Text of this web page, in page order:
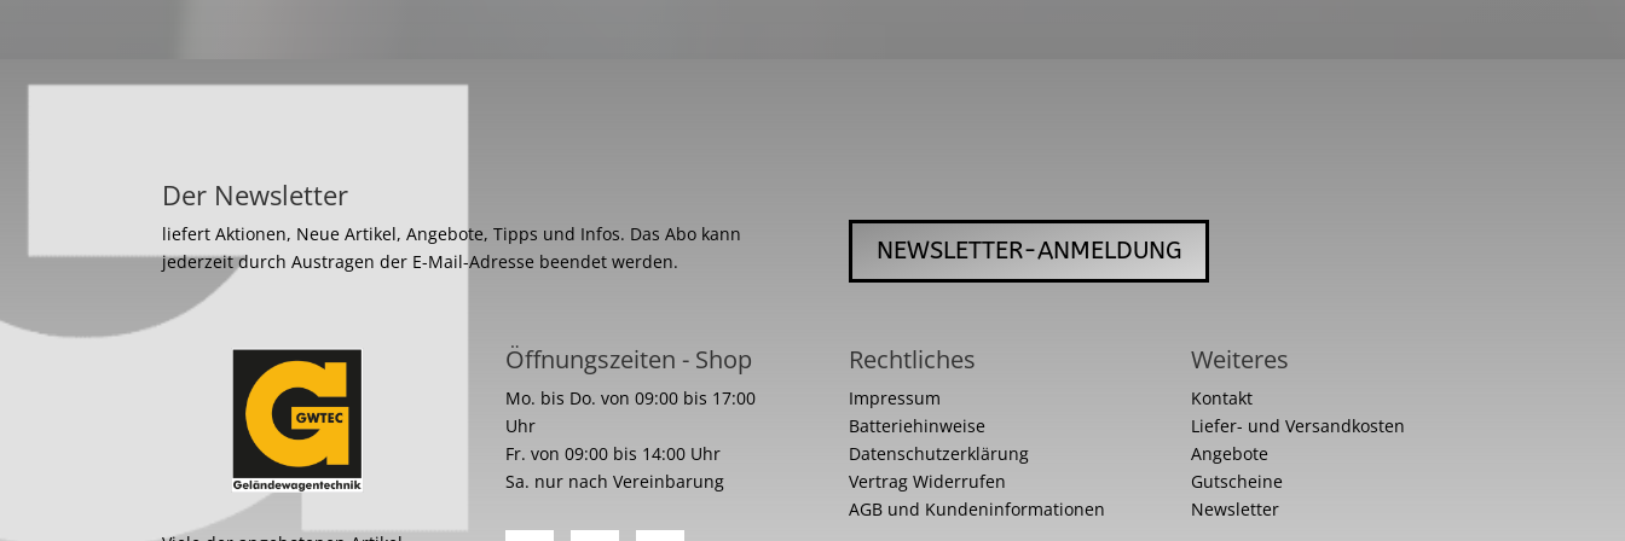
Der Newsletter
liefert Aktionen, Neue Artikel, Angebote, Tipps und Infos. Das Abo kann
jederzeit durch Austragen der E-Mail-Adresse beendet werden.
NEWSLETTER-ANMELDUNG
Öffnungszeiten - Shop
Mo. bis Do. von 09:00 bis 17:00
Uhr
Fr. von 09:00 bis 14:00 Uhr
Sa. nur nach Vereinbarung
Rechtliches
Impressum
Batteriehinweise
Datenschutzerklärung
Vertrag Widerrufen
AGB und Kundeninformationen
Weiteres
Kontakt
Liefer- und Versandkosten
Angebote
Gutscheine
Newsletter